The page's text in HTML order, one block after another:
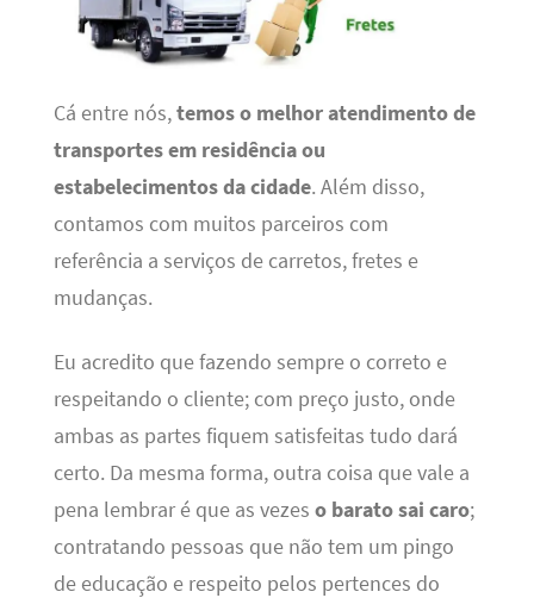
Cá entre nós,temos o melhor atendimento de
transportes em residência ou
estabelecimentos da cidade. Além disso,
contamos com muitos parceiros com
referência a serviços de carretos, fretes e
mudanças.
Eu acredito que fazendo sempre o correto e
respeitando o cliente; com preço justo, onde
ambas as partes fiquem satisfeitas tudo dará
certo. Da mesma forma, outra coisa que vale a
pena lembrar é que as vezes o barato sai caro;
contratando pessoas que não tem um pingo
de educação e respeito pelos pertences do